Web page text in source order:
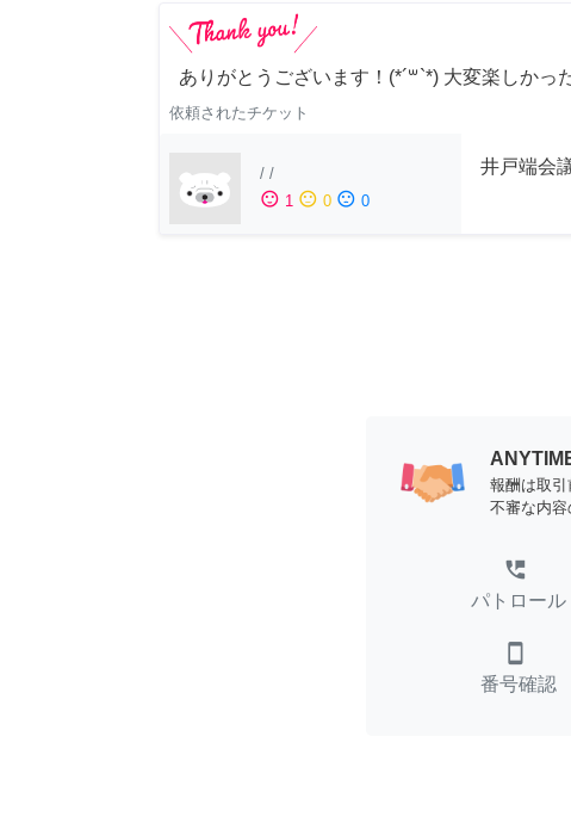
ありがとうございます！(*´꒳`*) 大変楽しかっ
依頼されたチケット
/ /
sentiment_satisfied 1 sentiment_neutral 0 sentiment_dissatisfied 0
井戸端会
報酬は取
不審な内容
perm_phone_msg
パトロール
smartphone
番号確認